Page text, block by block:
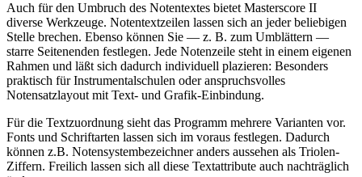
Auch für den Umbruch des Notentextes bietet Masterscore II
diverse Werkzeuge. Notentextzeilen lassen sich an jeder beliebigen
Stelle brechen. Ebenso können Sie — z. B. zum Umblättern —
starre Seitenenden festlegen. Jede Notenzeile steht in einem eigenen
Rahmen und läßt sich dadurch individuell plazieren: Besonders
praktisch für Instrumentalschulen oder anspruchsvolles
Notensatzlayout mit Text- und Grafik-Einbindung.
Für die Textzuordnung sieht das Programm mehrere Varianten vor.
Fonts und Schriftarten lassen sich im voraus festlegen. Dadurch
können z.B. Notensystembezeichner anders aussehen als Triolen-
Ziffern. Freilich lassen sich all diese Textattribute auch nachträglich